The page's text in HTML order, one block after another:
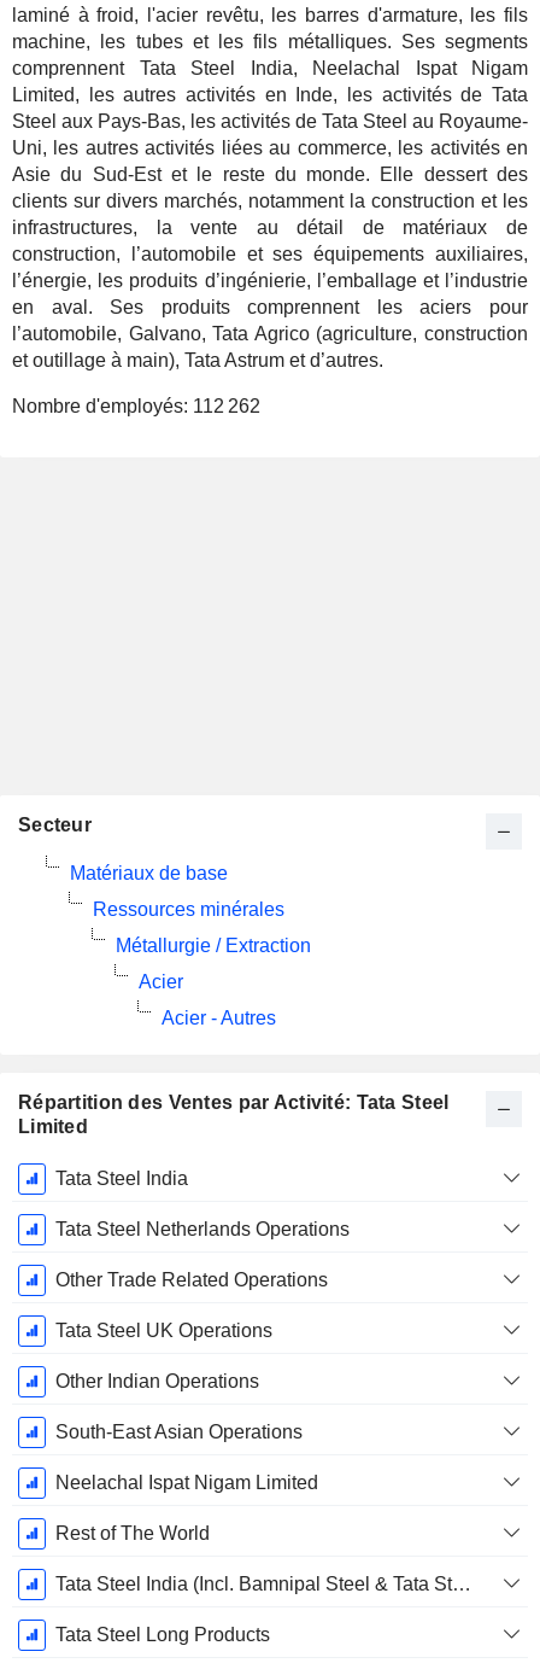
laminé à froid, l'acier revêtu, les barres d'armature, les fils
machine, les tubes et les fils métalliques. Ses segments
comprennent Tata Steel India, Neelachal Ispat Nigam
Limited, les autres activités en Inde, les activités de Tata
Steel aux Pays-Bas, les activités de Tata Steel au Royaume-
Uni, les autres activités liées au commerce, les activités en
Asie du Sud-Est et le reste du monde. Elle dessert des
clients sur divers marchés, notamment la construction et les
infrastructures, la vente au détail de matériaux de
construction, l’automobile et ses équipements auxiliaires,
l’énergie, les produits d’ingénierie, l’emballage et l’industrie
en aval. Ses produits comprennent les aciers pour
l’automobile, Galvano, Tata Agrico (agriculture, construction
et outillage à main), Tata Astrum et d’autres.
Nombre d'employés: 112 262
Répartition des Ventes par Activité: Tata Steel
Limited
Période
Fiscale:
Mars
Tata Steel India
Tata Steel Netherlands Operations
Other Trade Related Operations
Tata Steel UK Operations
Other Indian Operations
South-East Asian Operations
Neelachal Ispat Nigam Limited
Rest of The World
Tata Steel India (Incl. Bamnipal Steel & Tata Steel BSL)
Tata Steel Long Products
Secteur
Matériaux de base
Ressources minérales
Métallurgie / Extraction
Acier
Acier - Autres